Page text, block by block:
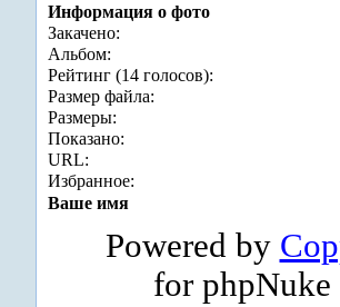
Информация о фото
Закачено:
Альбом:
Рейтинг (14 голосов):
Размер файла:
Размеры:
Показано:
URL:
Избранное:
Ваше имя
Powered by
for